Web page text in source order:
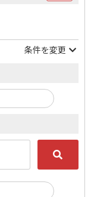
条件を変更